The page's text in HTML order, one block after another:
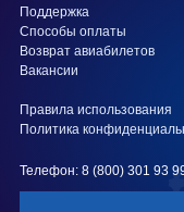
Поддержка
Способы оплаты
Возврат авиабилетов
Вакансии
Правила использования
Политика
Телефон: 8 (800) 301 93